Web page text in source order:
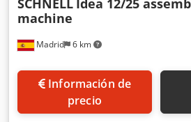
Madrid 6 km
SCHNELL Idea 12/25
machine
Información de
precio